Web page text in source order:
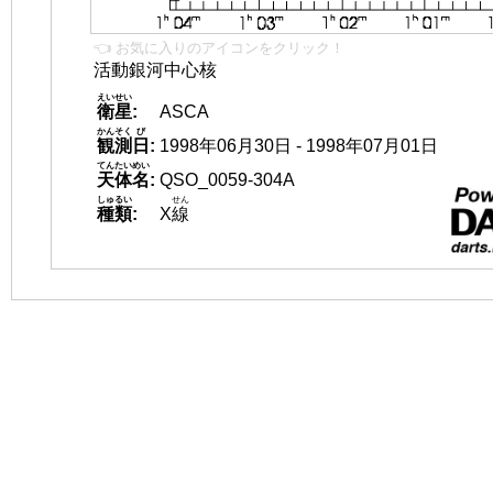
👈 お気に入りのアイコンをクリック！
活動銀河中心核
衛星
えいせい
:
ASCA
観測
かんそく
日
び
: 1998年06月30日 - 1998年07月01日
天体名
てんたいめい
: QSO_0059-304A
種類
しゅるい
: X線
せん